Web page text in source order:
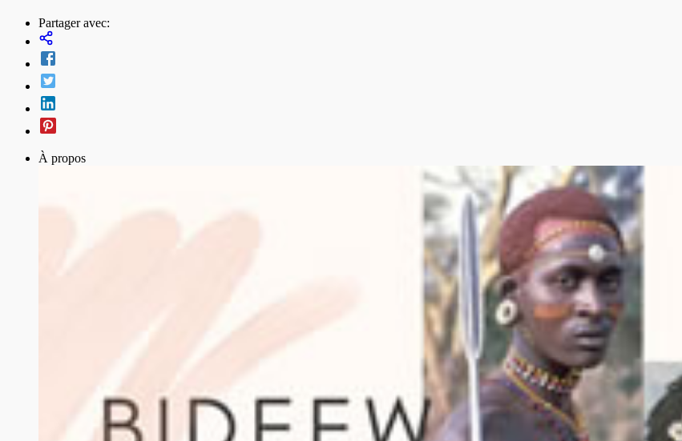
Partager avec:
À propos